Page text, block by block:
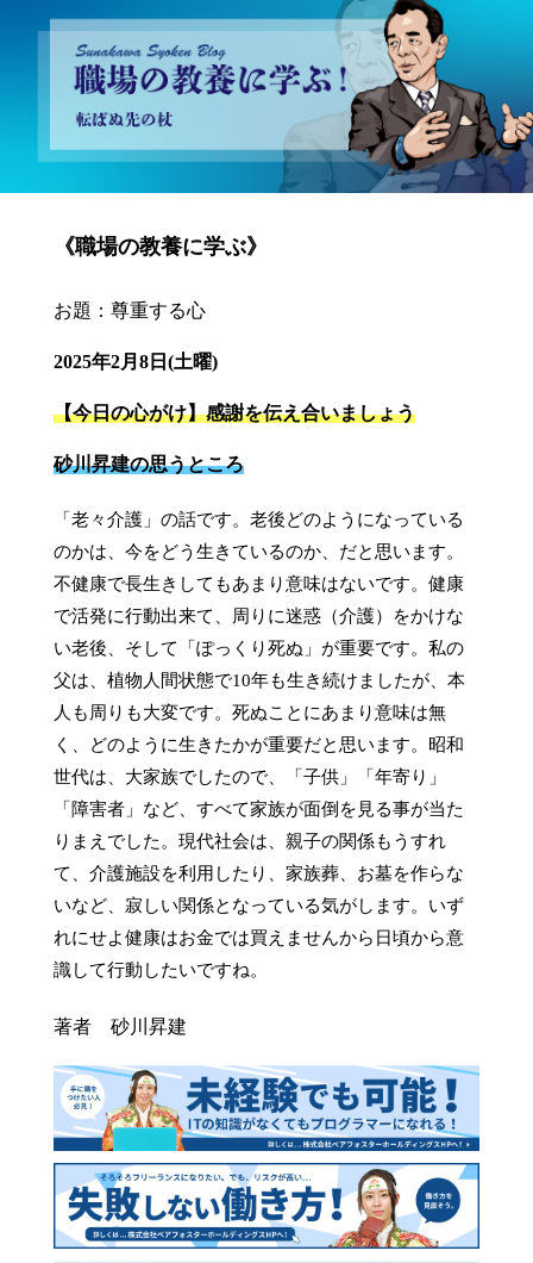
砂川昇建会長ブログ 職場の教養に学ぶ！～転ばぬ先の杖～
《職場の教養に学ぶ》
お題：尊重する心
2025年2月8日(土曜)
【今日の心がけ】感謝を伝え合いましょう
砂川昇建の思うところ
「老々介護」の話です。老後どのようになっている
のかは、今をどう生きているのか、だと思います。
不健康で長生きしてもあまり意味はないです。健康
で活発に行動出来て、周りに迷惑（介護）をかけな
い老後、そして「ぽっくり死ぬ」が重要です。私の
父は、植物人間状態で10年も生き続けましたが、本
人も周りも大変です。死ぬことにあまり意味は無
く、どのように生きたかが重要だと思います。昭和
世代は、大家族でしたので、「子供」「年寄り」
「障害者」など、すべて家族が面倒を見る事が当た
りまえでした。現代社会は、親子の関係もうすれ
て、介護施設を利用したり、家族葬、お墓を作らな
いなど、寂しい関係となっている気がします。いず
れにせよ健康はお金では買えませんから日頃から意
識して行動したいですね。
著者 砂川昇建